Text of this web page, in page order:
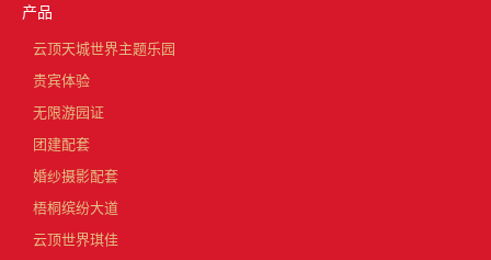
产品
云顶天城世界主题乐园
贵宾体验
无限游园证
团建配套
婚纱摄影配套
梧桐缤纷大道
云顶世界琪佳